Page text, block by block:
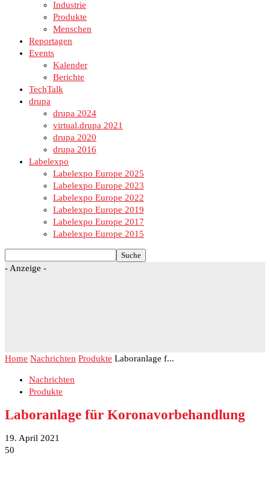
Industrie
Produkte
Menschen
Reportagen
Events
Kalender
Berichte
TechTalk
drupa
drupa 2024
virtual.drupa 2021
drupa 2020
drupa 2016
Labelexpo
Labelexpo Europe 2025
Labelexpo Europe 2023
Labelexpo Europe 2022
Labelexpo Europe 2019
Labelexpo Europe 2017
Labelexpo Europe 2015
- Anzeige -
Home Nachrichten Produkte Laboranlage f...
Nachrichten
Produkte
Laboranlage für Koronavorbehandlung
19. April 2021
50